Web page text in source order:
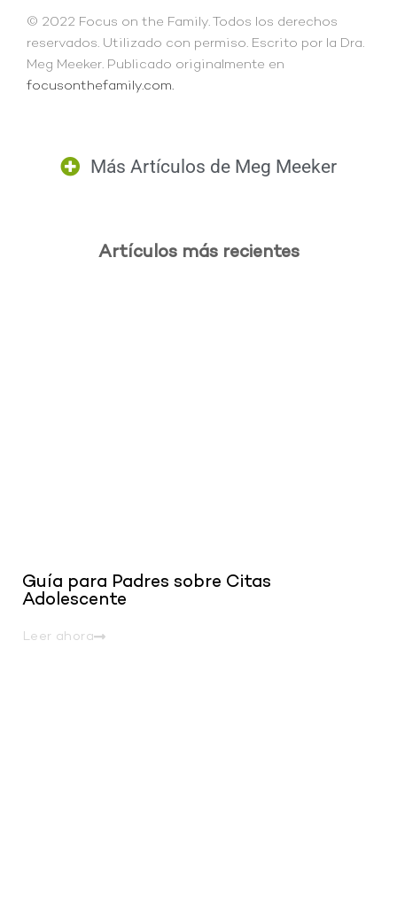
© 2022 Focus on the Family. Todos los derechos
reservados. Utilizado con permiso. Escrito por la Dra.
Meg Meeker. Publicado originalmente en
focusonthefamily.com.
Más Artículos de Meg Meeker
Artículos más recientes
Guía para Padres sobre Citas
Adolescente
Leer ahora